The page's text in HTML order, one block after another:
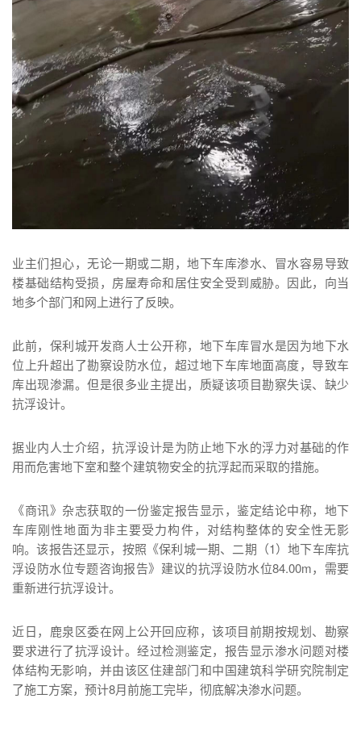
业主们担心，无论一期或二期，地下车库渗水、冒水容易导致
楼基础结构受损，房屋寿命和居住安全受到威胁。因此，向当
地多个部门和网上进行了反映。
此前，保利城开发商人士公开称，地下车库冒水是因为地下水
位上升超出了勘察设防水位，超过地下车库地面高度，导致车
库出现渗漏。但是很多业主提出，质疑该项目勘察失误、缺少
抗浮设计。
据业内人士介绍，抗浮设计是为防止地下水的浮力对基础的作
用而危害地下室和整个建筑物安全的抗浮起而采取的措施。
《商讯》杂志获取的一份鉴定报告显示，鉴定结论中称，地下
车库刚性地面为非主要受力构件，对结构整体的安全性无影
响。该报告还显示，按照《保利城一期、二期（1）地下车库抗
浮设防水位专题咨询报告》建议的抗浮设防水位84.00m，需要
重新进行抗浮设计。
近日，鹿泉区委在网上公开回应称，该项目前期按规划、勘察
要求进行了抗浮设计。经过检测鉴定，报告显示渗水问题对楼
体结构无影响，并由该区住建部门和中国建筑科学研究院制定
了施工方案，预计8月前施工完毕，彻底解决渗水问题。